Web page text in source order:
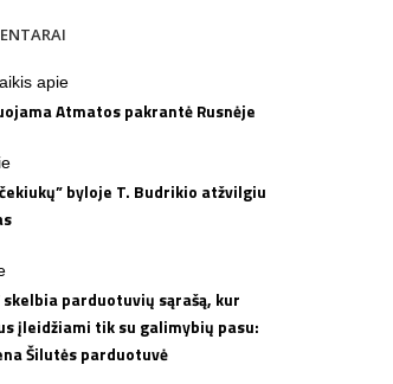
apie
Atmatos pakrantė Rusnėje
byloje T. Budrikio atžvilgiu
skelbia parduotuvių sąrašą, kur
įleidžiami tik su galimybių pasu:
Šilutės parduotuvė